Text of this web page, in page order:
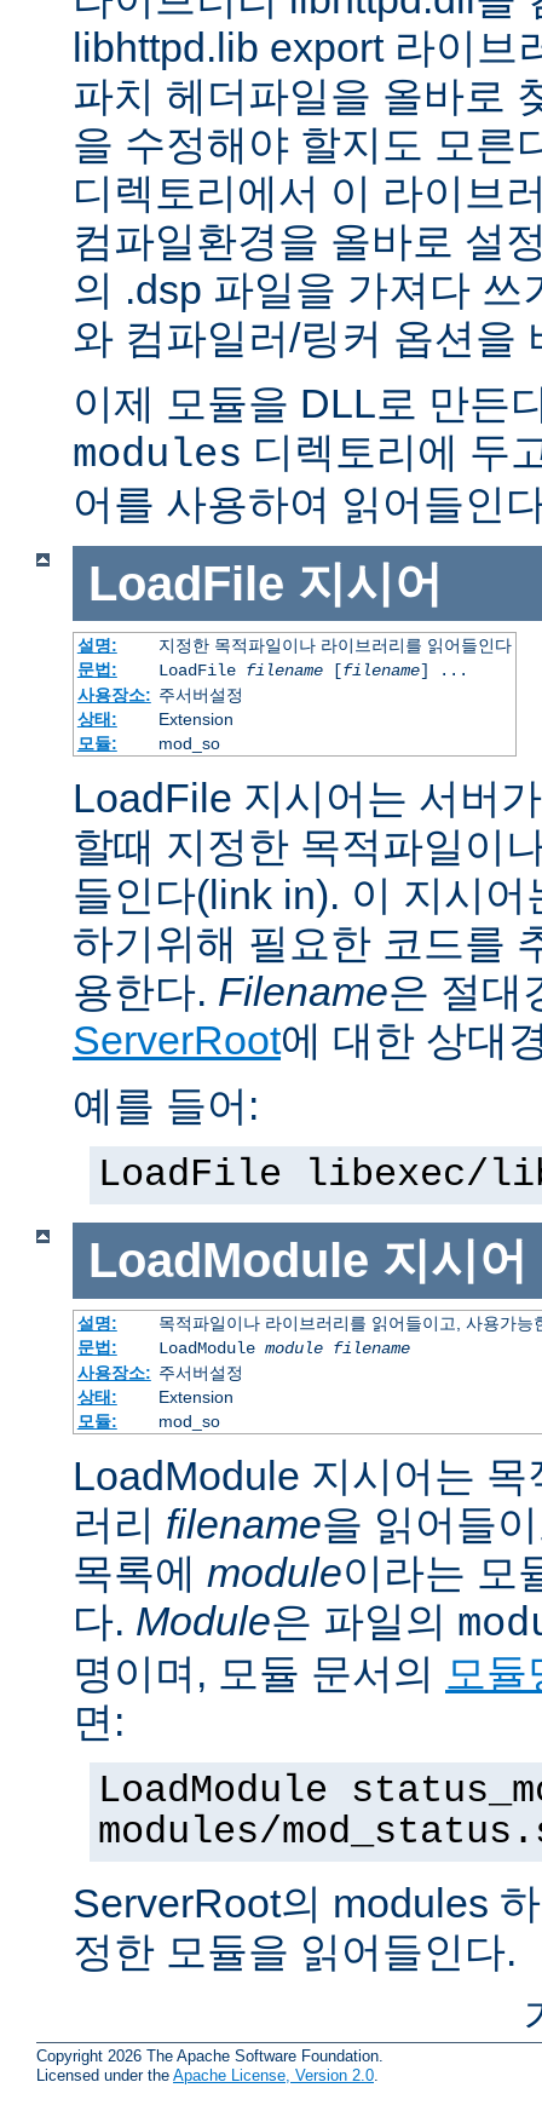
libhttpd.lib export 라이브
파치 헤더파일을 올바로
을 수정해야 할지도 모른
디렉토리에서 이 라이브
컴파일환경을 올바로 설
의 .dsp 파일을 가져다 쓰
와 컴파일러/링커 옵션을
이제 모듈을 DLL로 만든
modules 디렉토리에 두
어를 사용하여 읽어들인
LoadFile 지시어
설명:
지정한 목적파일이나 라이브러리를 읽어들인다
문법:
LoadFile filename[filename] ...
사용장소: 주서버설정
상태:
Extension
모듈:
mod_so
LoadFile 지시어는 서버
할때 지정한 목적파일이
들인다(link in). 이 지시
하기위해 필요한 코드를
용한다. Filename은 절대
ServerRoot에 대한 상대
예를 들어:
LoadFile libexec/
LoadModule 지시어
설명:
목적파일이나 라이브러리를 읽어들이고, 사용가능
문법:
LoadModule module filename
사용장소: 주서버설정
상태:
Extension
모듈:
mod_so
LoadModule 지시어는
러리 filename을 읽어들
목록에 module이라는 모
다. Module은 파일의
명이며, 모듈 문서의 모듈
면:
LoadModule
modules/
ServerRoot의 modules
정한 모듈을 읽어들인다.
Copyright 2026 The Apache Software Foundation.
Licensed under the Apache License, Version 2.0.